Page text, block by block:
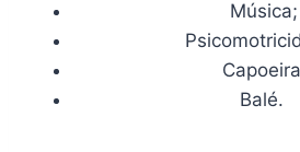
Música;
Balé.